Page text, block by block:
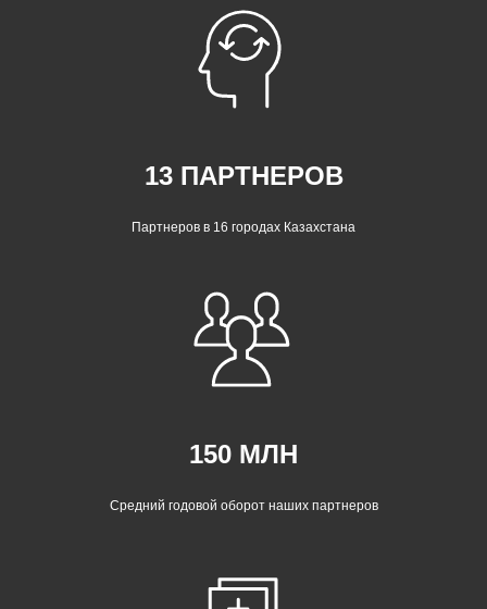
13 ПАРТНЕРОВ
Партнеров в 16 городах Казахстана
150 МЛН
Средний годовой оборот наших партнеров